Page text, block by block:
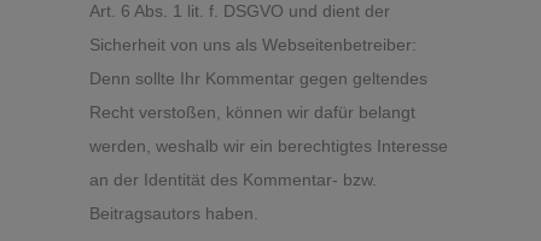
Art. 6 Abs. 1 lit. f. DSGVO und dient der
Sicherheit von uns als Webseitenbetreiber:
Denn sollte Ihr Kommentar gegen geltendes
Recht verstoßen, können wir dafür belangt
werden, weshalb wir ein berechtigtes Interesse
an der Identität des Kommentar- bzw.
Beitragsautors haben.